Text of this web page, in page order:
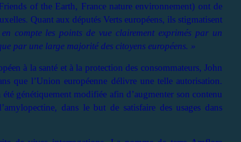
of the Earth, France nature environnement) ont de
Quant aux députés Verts européens, ils stigmatisent
compte les points de vue clairement exprimés par un
par une large majorité des citoyens européens. »
à la santé et à la protection des consommateurs, John
que l’Union européenne délivre une telle autorisation.
génétiquement modifiée afin d’augmenter son contenu
dans le but de satisfaire des usages dans